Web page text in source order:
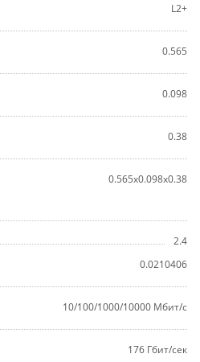
L2+
0.565
0.098
0.38
0.565x0.098x0.38
2.4
0.0210406
10/100/1000/10000 Мбит/с
176 Гбит/сек